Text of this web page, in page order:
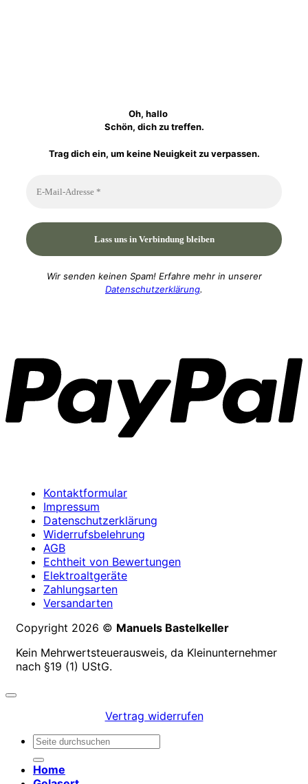
Oh, hallo
Schön, dich zu treffen.
Trag dich ein, um keine Neuigkeit zu verpassen.
Wir senden keinen Spam! Erfahre mehr in unserer
Datenschutzerklärung.
Kontaktformular
Impressum
Datenschutzerklärung
Widerrufsbelehrung
AGB
Echtheit von Bewertungen
Elektroaltgeräte
Zahlungsarten
Versandarten
Copyright 2026 © Manuels Bastelkeller
Kein Mehrwertsteuerausweis, da Kleinunternehmer
nach §19 (1) UStG.
Vertrag widerrufen
Suchen
Home